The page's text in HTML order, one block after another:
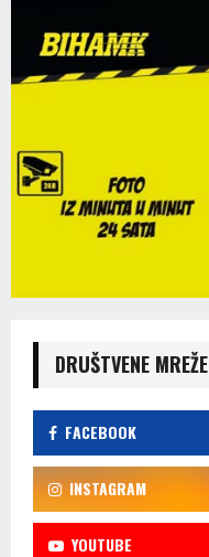
DRUŠTVENE MREŽE
FACEBOOK
INSTAGRAM
YOUTUBE